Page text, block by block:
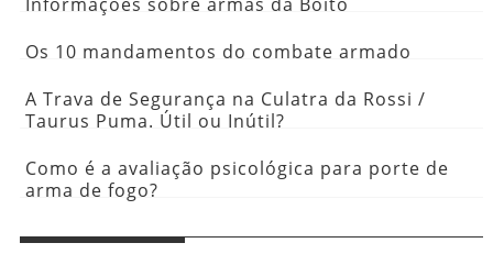
Informações sobre armas da Boito
Os 10 mandamentos do combate armado
A Trava de Segurança na Culatra da Rossi /
Taurus Puma. Útil ou Inútil?
Como é a avaliação psicológica para porte de
arma de fogo?